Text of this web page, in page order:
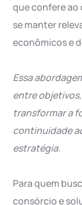
que confere
se manter
econômicos e
Essa
entre
transformar a
continuidade
estratégia.
Para quem
consórcio e